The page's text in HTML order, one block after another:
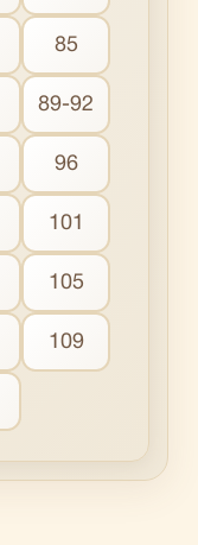
85
89-92
96
101
105
109